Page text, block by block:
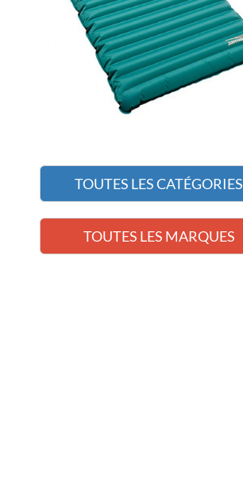
TOUTES LES CATÉGORIES
TOUTES LES MARQUES